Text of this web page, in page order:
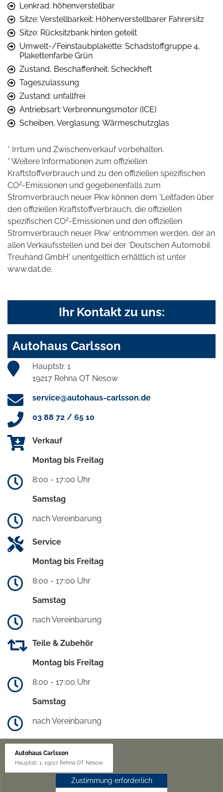
Lenkrad: höhenverstellbar
Sitze: Verstellbarkeit: Höhenverstellbarer Fahrersitz
Sitze: Rücksitzbank hinten geteilt
Umwelt-/Feinstaubplakette: Schadstoffgruppe 4,
Plakettenfarbe Grün
Zustand, Beschaffenheit: Scheckheft
Tageszulassung
Zustand: unfallfrei
Antriebsart: Verbrennungsmotor (ICE)
Scheiben, Verglasung: Wärmeschutzglas
* Irrtum und Zwischenverkauf vorbehalten.
* Weitere Informationen zum offiziellen
Kraftstoffverbrauch und zu den offiziellen spezifischen
CO2-Emissionen und gegebenenfalls zum
Stromverbrauch neuer Pkw können dem 'Leitfaden über
den offiziellen Kraftstoffverbrauch, die offiziellen
spezifischen CO2-Emissionen und den offiziellen
Stromverbrauch neuer Pkw' entnommen werden, der an
allen Verkaufsstellen und bei der 'Deutschen Automobil
Treuhand GmbH' unentgeltlich erhältlich ist unter
www.dat.de.
Ihr Kontakt zu uns:
Autohaus Carlsson
Hauptstr. 1
19217 Rehna OT Nesow
service@autohaus-carlsson.de
03 88 72 / 65 10
Verkauf
Montag bis Freitag
8:00 - 17:00 Uhr
Samstag
nach Vereinbarung
Service
Montag bis Freitag
8:00 - 17:00 Uhr
Samstag
nach Vereinbarung
Teile & Zubehör
Montag bis Freitag
8:00 - 17:00 Uhr
Samstag
nach Vereinbarung
Autohaus Carlsson
Hauptstr. 1, 19217 Rehna OT Nesow
Zustimmung erforderlich